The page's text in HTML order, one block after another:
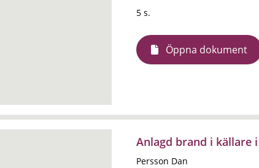
5 s.
Öppna dokument
Anlagd brand i källare
Persson Dan